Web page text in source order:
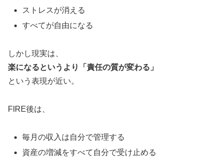
ストレスが消える
すべてが自由になる
しかし現実は、
楽になるというより「責任の質が変わる」
という表現が近い。
FIRE後は、
毎月の収入は自分で管理する
資産の増減をすべて自分で受け止める